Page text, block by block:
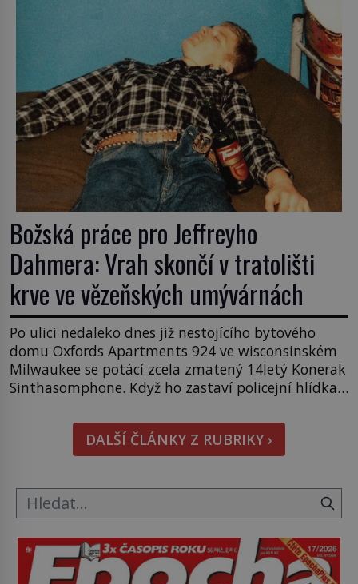
Na sociálním odboru jednoho z […]
Božská práce pro Jeffreyho
Dahmera: Vrah skončí v tratolišti
krve ve vězeňských umývárnách
Po ulici nedaleko dnes již nestojícího bytového
domu Oxfords Apartments 924 ve wisconsinském
Milwaukee se potácí zcela zmatený 14letý Konerak
Sinthasomphone. Když ho zastaví policejní hlídka,
Strážníci ho dopraví zpět do udaného bytu. Oním
„kamarádem“ je ovšem jeden z nejslavnějších
vrahů, Jeffrey Dahmer (1960–1994). Je 27. května
DALŠÍ ČLÁNKY Z RUBRIKY ›